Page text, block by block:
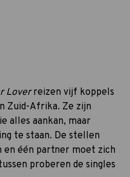
Loverreizen vijf koppels
Zuid-Afrika. Ze zijn
alles aankan, maar
te staan. De stellen
en één partner moet zich
proberen de singles